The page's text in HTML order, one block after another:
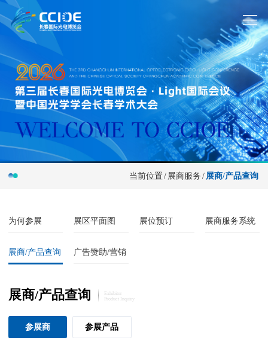
当前位置/ 展商服务 /展商/产品查询
为何参展 展区平面图 展位预订 展商服务系统
展商/产品查询 广告赞助/营销
展商/产品查询
Exhibitor
Product Inquiry
参展商 参展产品